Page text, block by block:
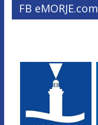
FB eMORJE.com